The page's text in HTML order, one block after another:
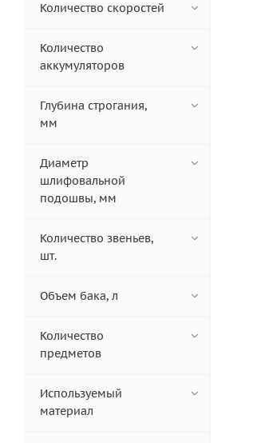
Количество скоростей
Количество
аккумуляторов
Глубина строгания,
мм
Диаметр
шлифовальной
подошвы, мм
Количество звеньев,
шт.
Объем бака, л
Количество
предметов
Используемый
материал